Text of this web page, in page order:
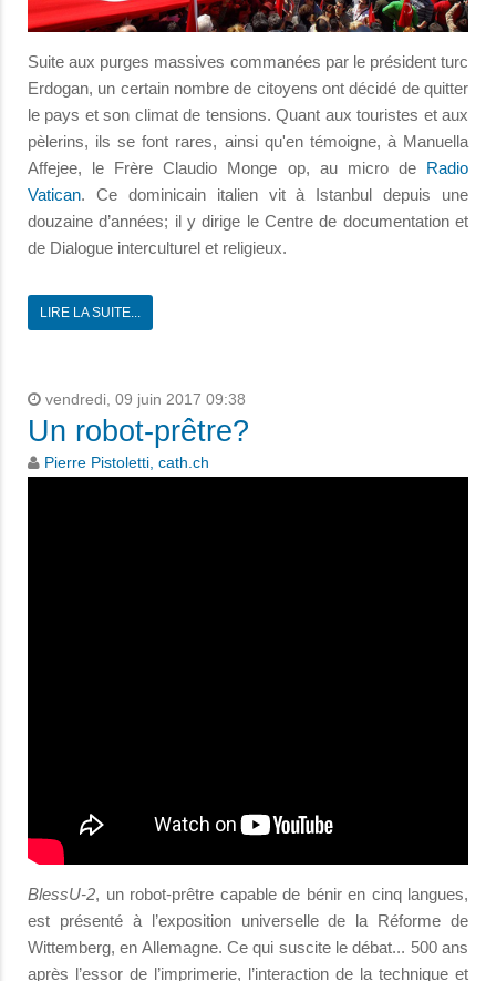
Suite aux purges massives commanées par le président turc
Erdogan, un certain nombre de citoyens ont décidé de quitter
le pays et son climat de tensions. Quant aux touristes et aux
pèlerins, ils se font rares, ainsi qu'en témoigne, à Manuella
Affejee, le Frère Claudio Monge op, au micro de Radio
Vatican. Ce dominicain italien vit à Istanbul depuis une
douzaine d’années; il y dirige le Centre de documentation et
de Dialogue interculturel et religieux.
LIRE LA SUITE...
vendredi, 09 juin 2017 09:38
Un robot-prêtre?
Pierre Pistoletti, cath.ch
BlessU-2, un robot-prêtre capable de bénir en cinq langues,
est présenté à l’exposition universelle de la Réforme de
Wittemberg, en Allemagne. Ce qui suscite le débat... 500 ans
après l’essor de l’imprimerie, l’interaction de la technique et